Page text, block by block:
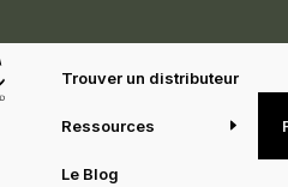
Trouver un distributeur
Ressources
Le Blog